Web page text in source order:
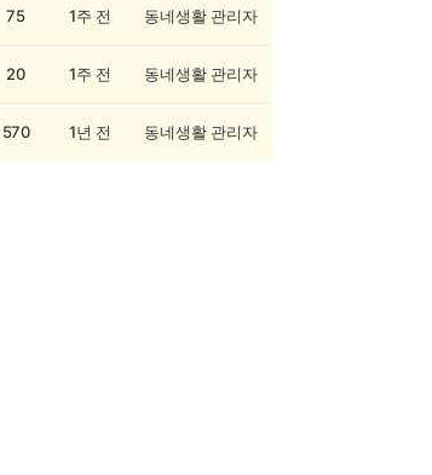
75 1주 전 동네생활 관리자
20 1주 전 동네생활 관리자
570 1년 전 동네생활 관리자